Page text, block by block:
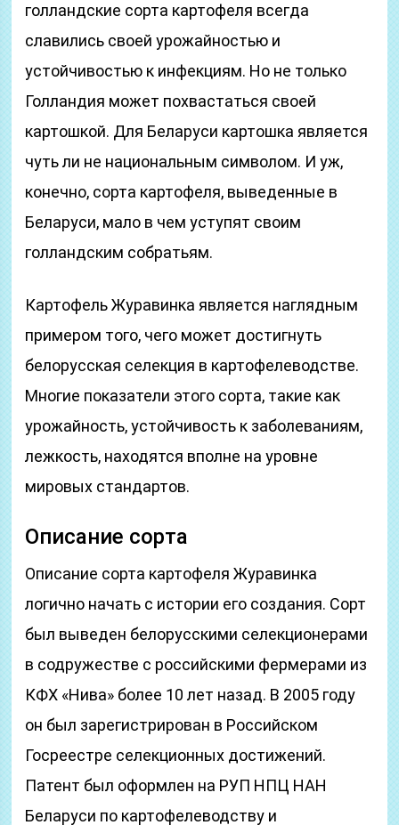
голландские сорта картофеля всегда
славились своей урожайностью и
устойчивостью к инфекциям. Но не только
Голландия может похвастаться своей
картошкой. Для Беларуси картошка является
чуть ли не национальным символом. И уж,
конечно, сорта картофеля, выведенные в
Беларуси, мало в чем уступят своим
голландским собратьям.
Картофель Журавинка является наглядным
примером того, чего может достигнуть
белорусская селекция в картофелеводстве.
Многие показатели этого сорта, такие как
урожайность, устойчивость к заболеваниям,
лежкость, находятся вполне на уровне
мировых стандартов.
Описание сорта
Описание сорта картофеля Журавинка
логично начать с истории его создания. Сорт
был выведен белорусскими селекционерами
в содружестве с российскими фермерами из
КФХ «Нива» более 10 лет назад. В 2005 году
он был зарегистрирован в Российском
Госреестре селекционных достижений.
Патент был оформлен на РУП НПЦ НАН
Беларуси по картофелеводству и